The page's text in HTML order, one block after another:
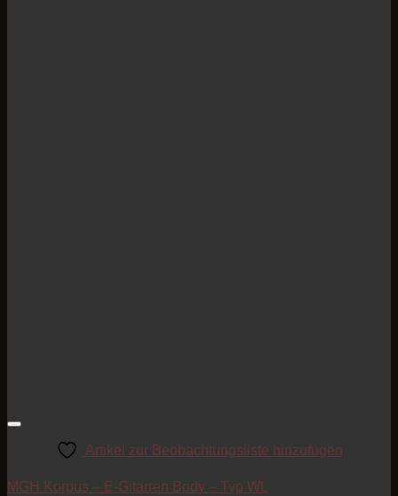
Artikel zur Beobachtungsliste hinzufügen
MGH Korpus – E-Gitarren Body – Typ WL